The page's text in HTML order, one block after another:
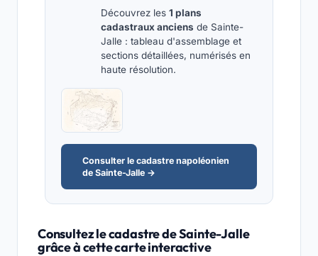
Découvrez les 1 plans
cadastraux anciens de Sainte-
Jalle : tableau d'assemblage et
sections détaillées, numérisés en
haute résolution.
Consulter le cadastre napoléonien
de Sainte-Jalle →
Consultez le cadastre de Sainte-Jalle
grâce à cette carte interactive